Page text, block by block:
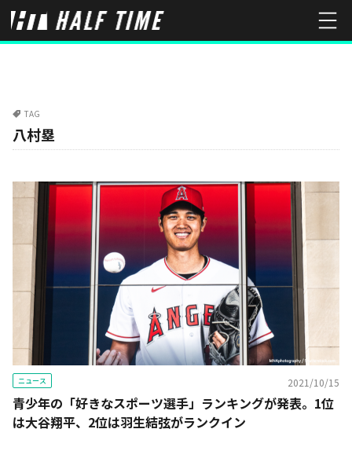
TAG
八村塁
ニュース 2021/10/15
青少年の「好きなスポーツ選手」ランキングが発表。1位
は大谷翔平、2位は羽生結弦がランクイン